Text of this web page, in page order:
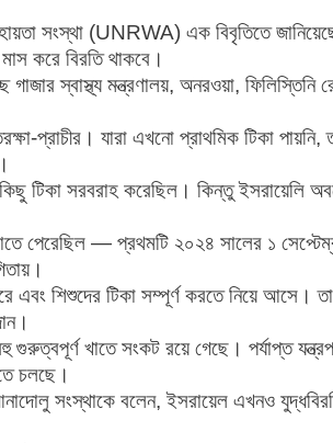
সহায়তা সংস্থা (UNRWA) এক বিবৃতিতে
করে বিরতি থাকবে।
গাজার স্বাস্থ্য মন্ত্রণালয়, অনরওয়া, ফিলিস্তিনি
প্রাচীর। যারা এখনো প্রাথমিক টিকা পায়নি,
টিকা সরবরাহ করেছিল। কিন্তু ইসরায়েলি
পেরেছিল — প্রথমটি ২০২৪ সালের ১
এবং শিশুদের টিকা সম্পূর্ণ করতে নিয়ে আসে।
খাতে সংকট রয়ে গেছে। পর্যাপ্ত
চলছে।
সংস্থাকে বলেন, ইসরায়েল এখনও